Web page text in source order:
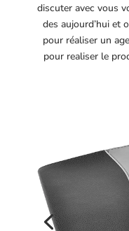
discuter avec vous
des aujourd’hui et
pour réaliser un
pour realiser le